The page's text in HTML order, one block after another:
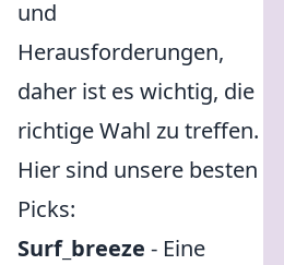
und
Herausforderungen,
daher ist es wichtig, die
richtige Wahl zu treffen.
Hier sind unsere besten
Picks:
Surf_breeze - Eine